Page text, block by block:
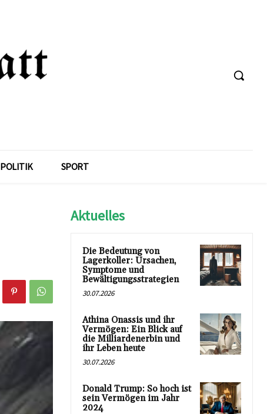
POLITIK SPORT
Aktuelles
Die Bedeutung von
Lagerkoller: Ursachen,
Symptome und
Bewältigungsstrategien
30.07.2026
Athina Onassis und ihr
Vermögen: Ein Blick auf
die Milliardenerbin und
ihr Leben heute
30.07.2026
Donald Trump: So hoch ist
sein Vermögen im Jahr
2024